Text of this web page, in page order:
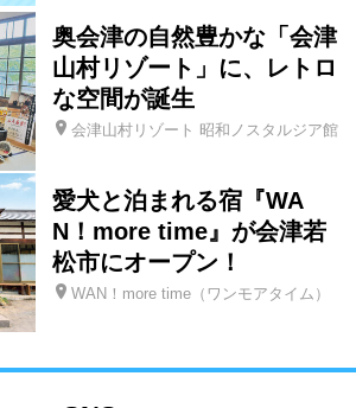
奥会津の自然豊かな「会津
山村リゾート」に、レトロ
な空間が誕生
会津山村リゾート 昭和ノスタルジア館
愛犬と泊まれる宿『WA
N！more time』が会津若
松市にオープン！
WAN！more time（ワンモアタイム）